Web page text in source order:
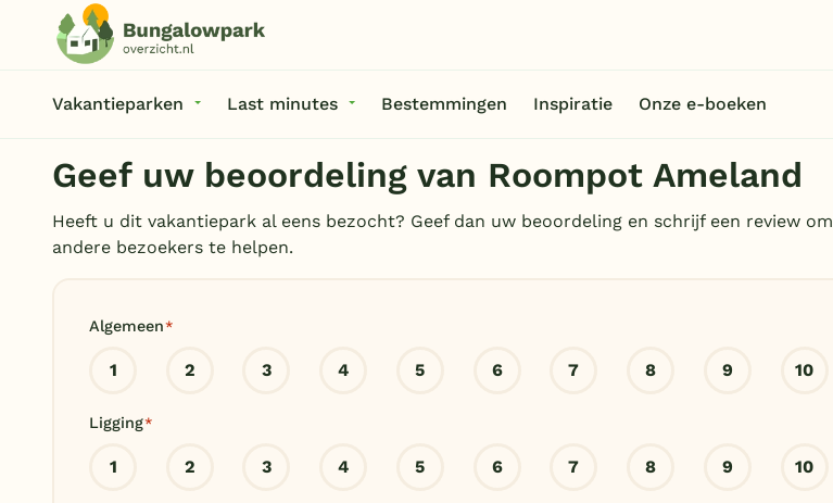
Vakantieparken Last minutes Bestemmingen Inspiratie Onze e-boeken
Geef uw beoordeling van Roompot Ameland
Heeft u dit vakantiepark al eens bezocht? Geef dan uw beoordeling en schrijf een review om
andere bezoekers te helpen.
Algemeen*
1 2 3 4 5 6 7 8 9 10
Ligging*
1 2 3 4 5 6 7 8 9 10